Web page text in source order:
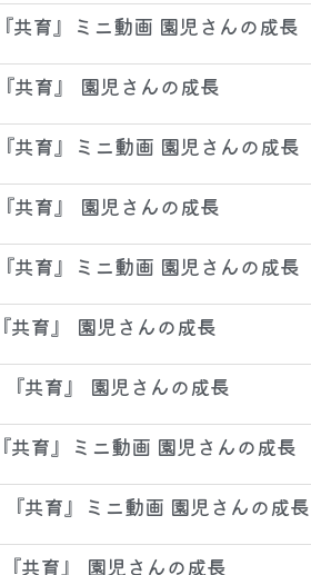
育』ミニ動画 園児さんの成長
育』 園児さんの成長
育』ミニ動画 園児さんの成長
育』 園児さんの成長
育』ミニ動画 園児さんの成長
育』 園児さんの成長
共育』 園児さんの成長
育』ミニ動画 園児さんの成長
共育』ミニ動画 園児さんの成長
共育』 園児さんの成長